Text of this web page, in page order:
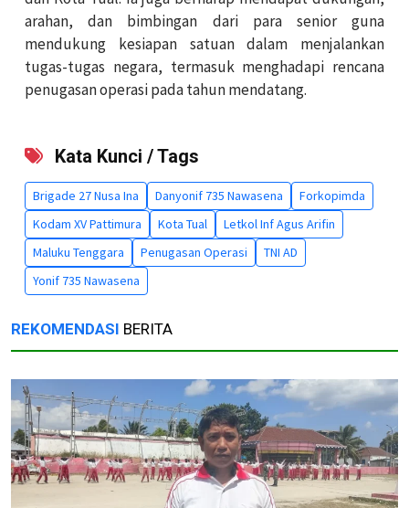
arahan, dan bimbingan dari para senior guna
mendukung kesiapan satuan dalam menjalankan
tugas-tugas negara, termasuk menghadapi rencana
penugasan operasi pada tahun mendatang.
Kata Kunci / Tags
Brigade 27 Nusa Ina Danyonif 735 Nawasena
Forkopimda
Kodam XV Pattimura
Kota Tual
Letkol Inf Agus Arifin
Maluku Tenggara
Penugasan Operasi
TNI AD
Yonif 735 Nawasena
REKOMENDASI BERITA